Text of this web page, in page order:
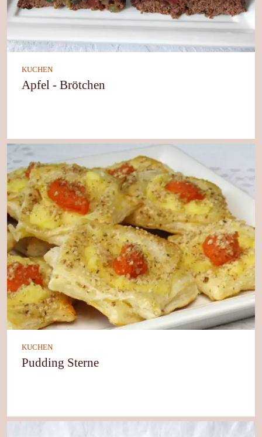
KUCHEN
Apfel - Brötchen
KUCHEN
Pudding Sterne